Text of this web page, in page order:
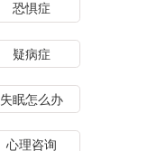
恐惧症
疑病症
失眠怎么办
心理咨询